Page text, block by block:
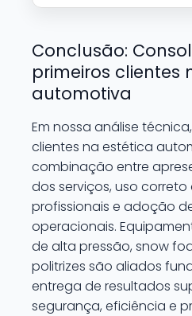
Conclusão:
primeiros clientes
automotiva
Em nossa análise
clientes na estética
combinação entre
dos serviços, uso
profissionais e adoção
operacionais.
de alta pressão, snow
politrizes são aliados
entrega de resultados
segurança, eficiência e